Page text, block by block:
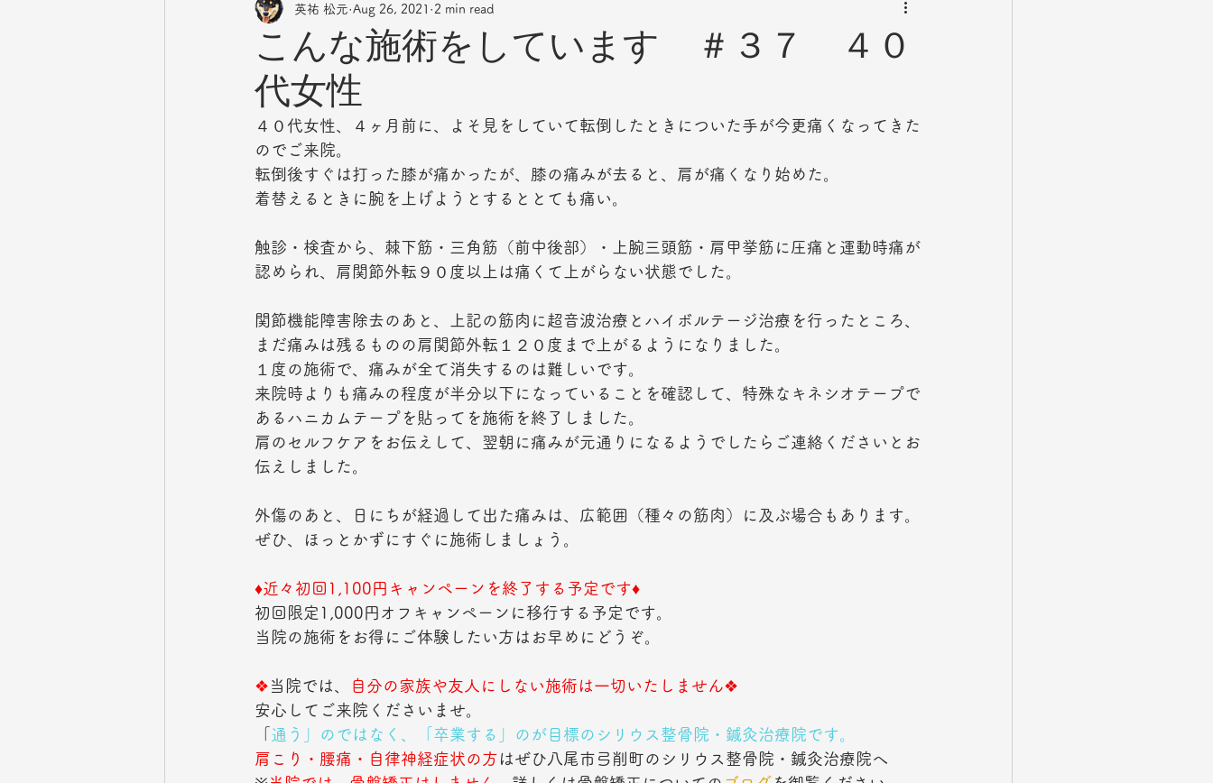
こんな施術をしています ＃３７ ４０
代女性
英祐 松元 Aug 26, 2021 2 min read
４０代女性、４ヶ月前に、よそ見をしていて転倒したときについた手が今更痛くなってきた
のでご来院。
転倒後すぐは打った膝が痛かったが、膝の痛みが去ると、肩が痛くなり始めた。
着替えるときに腕を上げようとするととても痛い。
触診・検査から、棘下筋・三角筋（前中後部）・上腕三頭筋・肩甲挙筋に圧痛と運動時痛が
認められ、肩関節外転９０度以上は痛くて上がらない状態でした。
関節機能障害除去のあと、上記の筋肉に超音波治療とハイボルテージ治療を行ったところ、
まだ痛みは残るものの肩関節外転１２０度まで上がるようになりました。
１度の施術で、痛みが全て消失するのは難しいです。
来院時よりも痛みの程度が半分以下になっていることを確認して、特殊なキネシオテープで
あるハニカムテープを貼ってを施術を終了しました。
肩のセルフケアをお伝えして、翌朝に痛みが元通りになるようでしたらご連絡くださいとお
伝えしました。
外傷のあと、日にちが経過して出た痛みは、広範囲（種々の筋肉）に及ぶ場合もあります。
ぜひ、ほっとかずにすぐに施術しましょう。
♦近々初回1,100円キャンペーンを終了する予定です♦
初回限定1,000円オフキャンペーンに移行する予定です。
当院の施術をお得にご体験したい方はお早めにどうぞ。
❖ 当院では、
自分の家族や友人にしない施術は一切いたしません❖
安心してご来院くださいませ。
通う」のではなく、「卒業する」のが目標のシリウス整骨院・鍼灸治療院です。
肩こり・腰痛・自律神経症状の方 はぜひ八尾市弓削町のシリウス整骨院・鍼灸治療院へ